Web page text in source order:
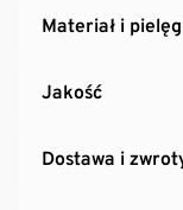
Materiał i
Jakość
Dostawa i